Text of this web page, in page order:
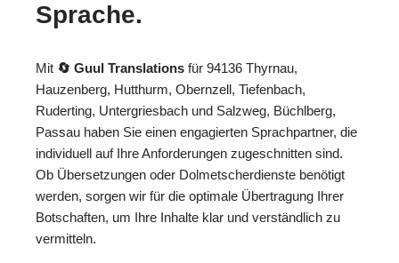
Sprache.
Mit 🔄 Guul Translations für 94136 Thyrnau,
Hauzenberg, Hutthurm, Obernzell, Tiefenbach,
Ruderting, Untergriesbach und Salzweg, Büchlberg,
Passau haben Sie einen engagierten Sprachpartner, die
individuell auf Ihre Anforderungen zugeschnitten sind.
Ob Übersetzungen oder Dolmetscherdienste benötigt
werden, sorgen wir für die optimale Übertragung Ihrer
Botschaften, um Ihre Inhalte klar und verständlich zu
vermitteln.